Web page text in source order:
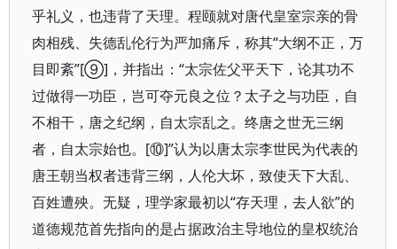
乎礼义，也违背了天理。程颐就对唐代皇室宗亲的骨
肉相残、失德乱伦行为严加痛斥，称其“大纲不正，万
目即紊”[⑨]，并指出：“太宗佐父平天下，论其功不
过做得一功臣，岂可夺元良之位？太子之与功臣，自
不相干，唐之纪纲，自太宗乱之。终唐之世无三纲
者，自太宗始也。[⑩]”认为以唐太宗李世民为代表的
唐王朝当权者违背三纲，人伦大坏，致使天下大乱、
百姓遭殃。无疑，理学家最初以“存天理，去人欲”的
道德规范首先指向的是占据政治主导地位的皇权统治